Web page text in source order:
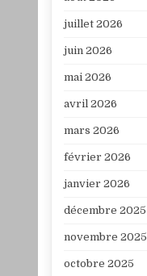
juillet 2026
juin 2026
mai 2026
avril 2026
mars 2026
février 2026
janvier 2026
décembre 2025
novembre 2025
octobre 2025